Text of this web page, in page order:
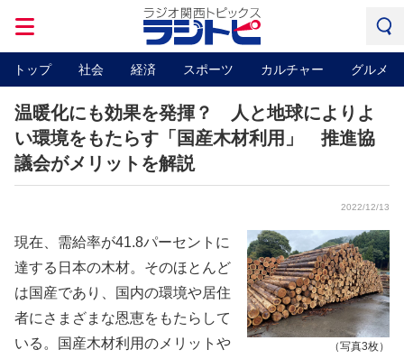
トップ 社会 経済 スポーツ カルチャー グルメ
温暖化にも効果を発揮？ 人と地球によりよ
い環境をもたらす「国産木材利用」 推進協
議会がメリットを解説
2022/12/13
（写真3枚）
現在、需給率が41.8パーセントに
達する日本の木材。そのほとんど
は国産であり、国内の環境や居住
者にさまざまな恩恵をもたらして
いる。国産木材利用のメリットや